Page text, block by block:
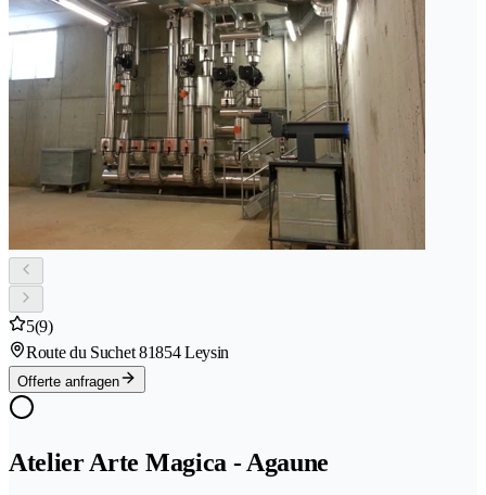
5(9)
Route du Suchet 81854 Leysin
Offerte anfragen
Atelier Arte Magica - Agaune